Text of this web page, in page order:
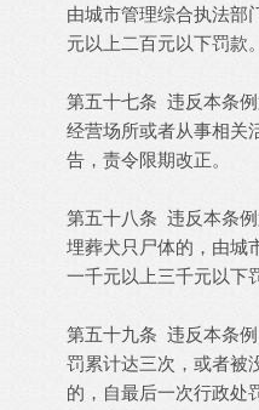
由城市管理综合执法部
元以上二百元以下罚款。
第五十七条 违反本条
经营场所或者从事相关
告，责令限期改正。
第五十八条 违反本条
埋葬犬只尸体的，由城
一千元以上三千元以下
第五十九条 违反本条
罚累计达三次，或者被
的，自最后一次行政处